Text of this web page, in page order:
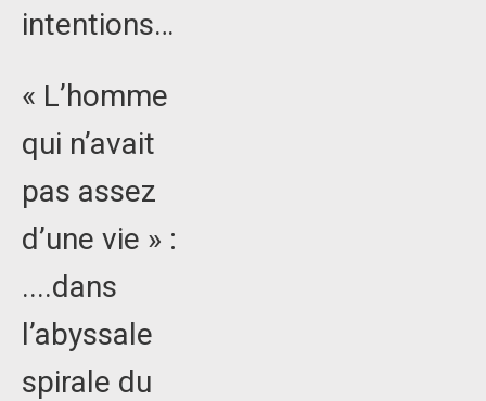
intentions…
« L’homme
qui n’avait
pas assez
d’une vie » :
....dans
l’abyssale
spirale du